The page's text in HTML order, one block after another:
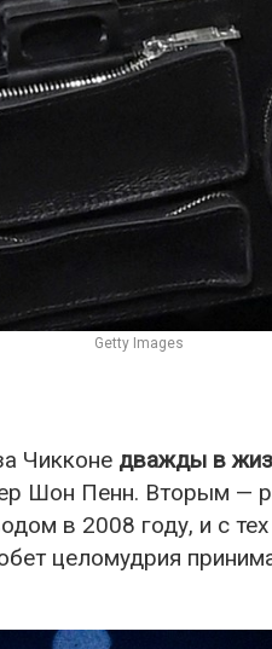
Getty Images
Чикконе дважды в
Шон Пенн. Вторым —
в 2008 году, и с
целомудрия